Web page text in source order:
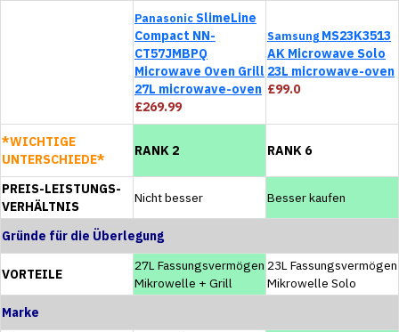
Panasonic SlimeLine
Compact NN-
CT57JMBPQ
Microwave Oven Grill
27L microwave-oven
£269.99
Samsung MS23K3513
AK Microwave Solo
23L microwave-oven
£99.0
*WICHTIGE
UNTERSCHIEDE*
RANK 2 RANK 6
PREIS-LEISTUNGS-
VERHÄLTNIS
Nicht besser Besser kaufen
Gründe für die Überlegung
VORTEILE
27L Fassungsvermögen
Mikrowelle + Grill
23L Fassungsvermögen
Mikrowelle Solo
Marke